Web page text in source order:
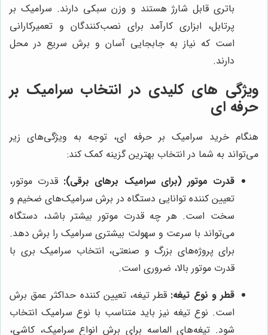
باتری قابل شارژ هستند و وزن سبکی دارند. سرامیک بر
پرتابل، ابزاری کارآمد برای نصب‌کنندگان و تعمیرکارانی
است که نیاز به جابجایی آسان و برش سریع در محل
دارند.
ویژگی های کلیدی در انتخاب سرامیک بر
حرفه ای
هنگام خرید سرامیک بر حرفه ای، توجه به ویژگی‌های زیر
می‌تواند به شما در انتخاب بهترین گزینه کمک کند:
قدرت موتور (برای سرامیک برهای برقی): قدرت موتور،
تعیین کننده توانایی دستگاه در برش سرامیک‌های ضخیم و
سخت است. هر چه قدرت موتور بیشتر باشد، دستگاه
می‌تواند با سرعت و سهولت بیشتری سرامیک را برش دهد.
برای پروژه‌های بزرگ و صنعتی، انتخاب سرامیک بری با
قدرت موتور بالا، ضروری است.
قطر و نوع تیغه: قطر تیغه، تعیین کننده حداکثر عمق برش
است. نوع تیغه نیز باید متناسب با نوع سرامیک انتخاب
شود. تیغه‌های الماسه برای برش انواع سرامیک، کاشی،